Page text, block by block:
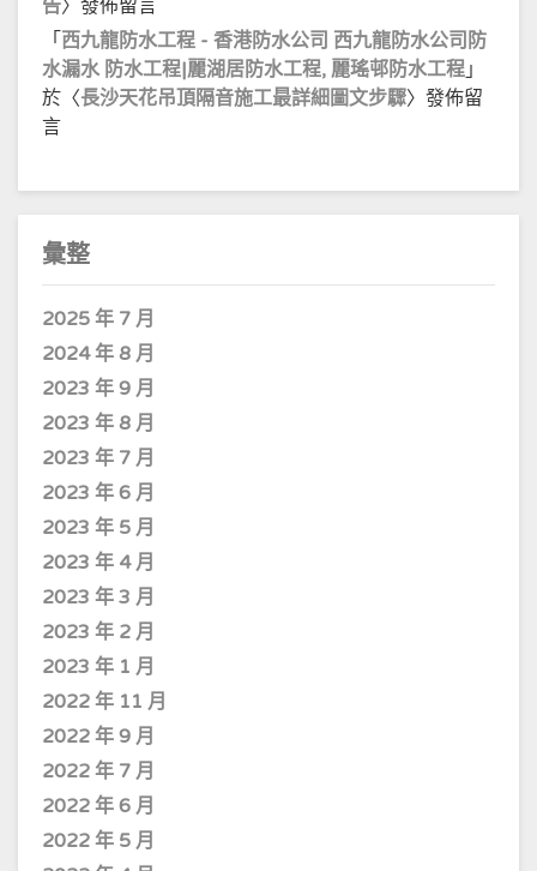
告〉發佈留言
「 西九龍防水工程 - 香港防水公司 西九龍防水公司防
水漏水 防水工程|麗湖居防水工程, 麗瑤邨防水工程 」
於〈長沙天花吊頂隔音施工最詳細圖文步驟〉發佈留
言
彙整
2025 年 7 月
2024 年 8 月
2023 年 9 月
2023 年 8 月
2023 年 7 月
2023 年 6 月
2023 年 5 月
2023 年 4 月
2023 年 3 月
2023 年 2 月
2023 年 1 月
2022 年 11 月
2022 年 9 月
2022 年 7 月
2022 年 6 月
2022 年 5 月